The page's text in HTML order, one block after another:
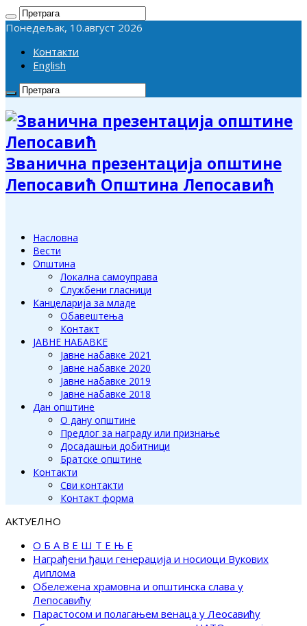
Понедељак, 10.август 2026
Контакти
English
Званична презентација општине
Лепосавић Општина Лепосавић
Насловна
Вести
Општина
Локална самоуправа
Службени гласници
Канцеларија за младе
Обавештења
Контакт
ЈАВНЕ НАБАВКЕ
Јавне набавке 2021
Јавне набавке 2020
Јавне набавке 2019
Јавне набавке 2018
Дан општине
О дану општине
Предлог за награду или признање
Досадашњи добитници
Братске општине
Контакти
Сви контакти
Контакт форма
АКТУЕЛНО
О Б А В Е Ш Т Е Њ Е
Награђени ђаци генерација и носиоци Вукових
диплома
Обележена храмовна и општинска слава у
Лепосавићу
Парастосом и полагањем венаца у Леосавићу